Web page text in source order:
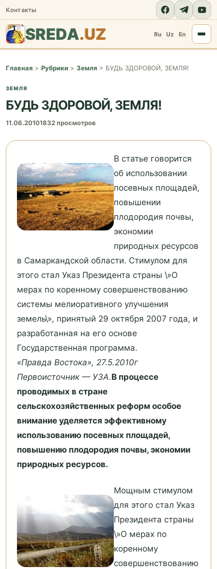
Контакты
SREDA.UZ Ru Uz En
Главная > Рубрики > Земля > БУДЬ ЗДОРОВОЙ, ЗЕМЛЯ!
ЗЕМЛЯ
БУДЬ ЗДОРОВОЙ, ЗЕМЛЯ!
11.06.20101832 просмотров
В статье говорится
об использовании
посевных площадей,
повышении
плодородия почвы,
экономии
природных ресурсов
в Самаркандской области. Cтимулом для
этого стал Указ Президента страны \»О
мерах по коренному совершенствованию
системы мелиоративного улучшения
земель\», принятый 29 октября 2007 года, и
разработанная на его основе
Государственная программа.
«Правда Востока», 27.5.2010г
Первоисточник — УЗА.В процессе
проводимых в стране
сельскохозяйственных реформ особое
внимание уделяется эффективному
использованию посевных площадей,
повышению плодородия почвы, экономии
природных ресурсов.
Мощным стимулом
для этого стал Указ
Президента страны
\»О мерах по
коренному
совершенствованию